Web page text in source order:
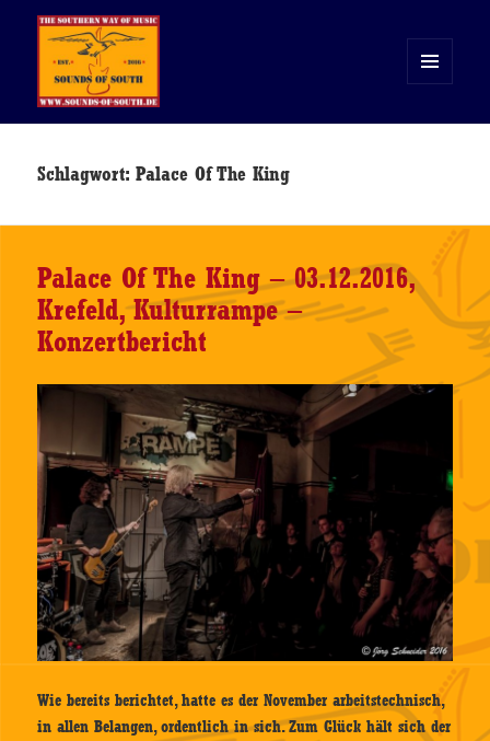
WIDGETS
Schlagwort:Palace Of The King
Palace Of The King – 03.12.2016,
Krefeld, Kulturrampe –
Konzertbericht
Wie bereits berichtet, hatte es der November arbeitstechnisch,
in allen Belangen, ordentlich in sich. Zum Glück hält sich der